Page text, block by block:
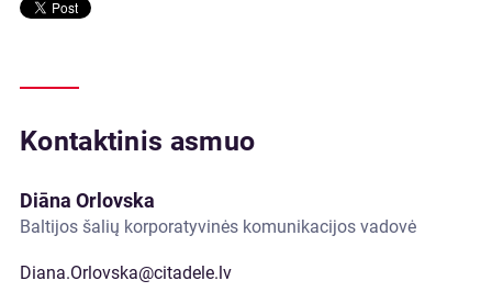
Kontaktinis asmuo
Diāna Orlovska
Baltijos šalių korporatyvinės komunikacijos vadovė
Diana.Orlovska@citadele.lv